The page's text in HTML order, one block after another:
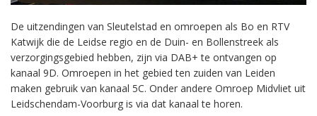
De uitzendingen van Sleutelstad en omroepen als Bo en RTV
Katwijk die de Leidse regio en de Duin- en Bollenstreek als
verzorgingsgebied hebben, zijn via DAB+ te ontvangen op
kanaal 9D. Omroepen in het gebied ten zuiden van Leiden
maken gebruik van kanaal 5C. Onder andere Omroep Midvliet uit
Leidschendam-Voorburg is via dat kanaal te horen.